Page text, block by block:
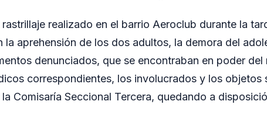
realizado en el barrio Aeroclub durante la
la aprehensión de los dos adultos, la demora del
denunciados, que se encontraban en poder del
correspondientes, los involucrados y los objetos
Comisaría Seccional Tercera, quedando a